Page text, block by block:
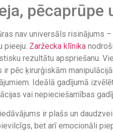
nav universāls risinājums
Zaržecka klīnika
rezultātu apspriešanu.
pēc ķirurģiskām
Ideālā gadījumā
vai nepieciešamības
ir plašs un
bet arī emocionāli